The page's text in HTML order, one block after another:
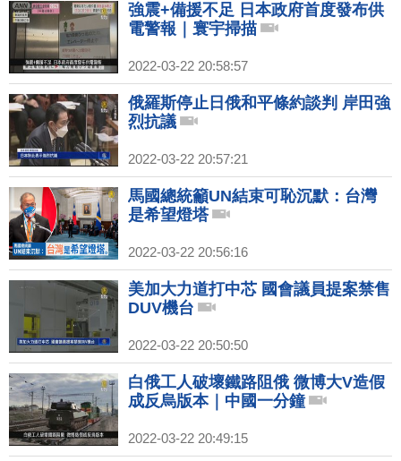
強震+備援不足 日本政府首度發布供
電警報｜寰宇掃描
2022-03-22 20:58:57
俄羅斯停止日俄和平條約談判 岸田強
烈抗議
2022-03-22 20:57:21
馬國總統籲UN結束可恥沉默：台灣
是希望燈塔
2022-03-22 20:56:16
美加大力道打中芯 國會議員提案禁售
DUV機台
2022-03-22 20:50:50
白俄工人破壞鐵路阻俄 微博大V造假
成反烏版本｜中國一分鐘
2022-03-22 20:49:15